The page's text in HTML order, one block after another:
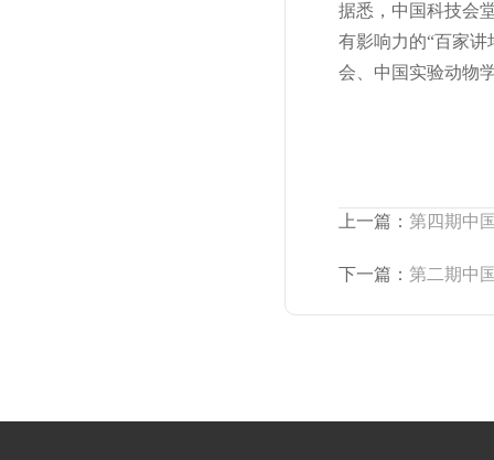
据悉，中国科技会
有影响力的“百家
会、中国实验动物
上一篇： 第四期中
下一篇： 第二期中